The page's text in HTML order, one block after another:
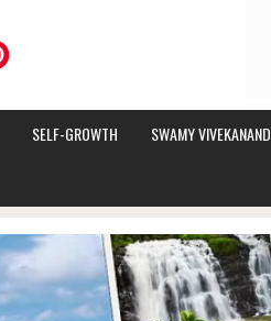
SELF-GROWTH SWAMY